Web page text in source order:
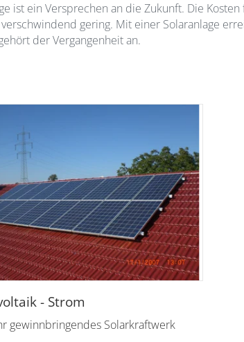
ist ein Versprechen an die Zukunft. Die
gering. Mit einer Solaranlage
der Vergangenheit an.
- Strom
gewinnbringendes Solarkraftwerk